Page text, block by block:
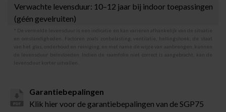
Verwachte levensduur: 10–12 jaar bij indoor toepassingen
(géén gevelruiten)
* De vermelde levensduur is een indicatie en kan variëren afhankelijk van de situatie
en omstandigheden. Factoren zoals zonbelasting, ventilatie, hellingshoek, de staat
van het glas, onderhoud en reiniging, en met name de wijze van aanbrengen, kunnen
de levensduur beïnvloeden. Indien de raamfolie niet correct is aangebracht, kan de
levensduur korter uitvallen.
Garantiebepalingen
Klik hier voor de garantiebepalingen van de SGP75